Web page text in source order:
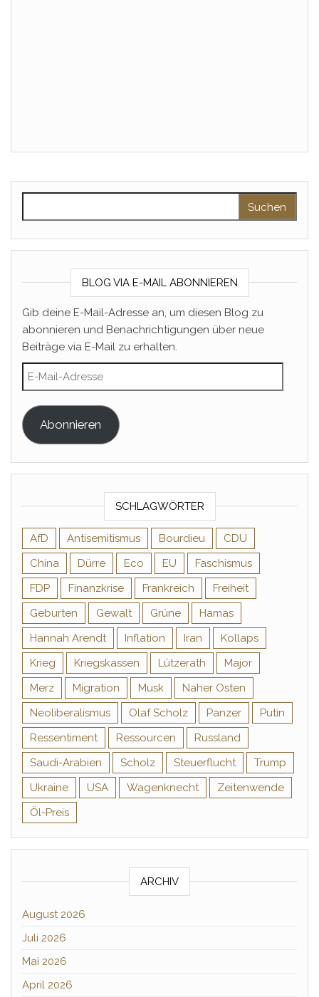
BLOG VIA E-MAIL ABONNIEREN
Gib deine E-Mail-Adresse an, um diesen Blog zu
abonnieren und Benachrichtigungen über neue
Beiträge via E-Mail zu erhalten.
E-Mail-Adresse
Abonnieren
SCHLAGWÖRTER
AfD Antisemitismus Bourdieu
CDU
China
Dürre Eco EU
Faschismus
FDP
Finanzkrise Frankreich
Freiheit
Geburten
Gewalt Grüne
Hamas
Hannah Arendt
Inflation Iran
Kollaps
Krieg
Kriegskassen Lützerath
Major
Merz
Migration Musk
Naher Osten
Neoliberalismus
Olaf Scholz Panzer
Putin
Ressentiment
Ressourcen
Russland
Saudi-Arabien
Scholz Steuerflucht
Trump
Ukraine
USA Wagenknecht
Zeitenwende
Öl-Preis
ARCHIV
August 2026
Juli 2026
Mai 2026
April 2026